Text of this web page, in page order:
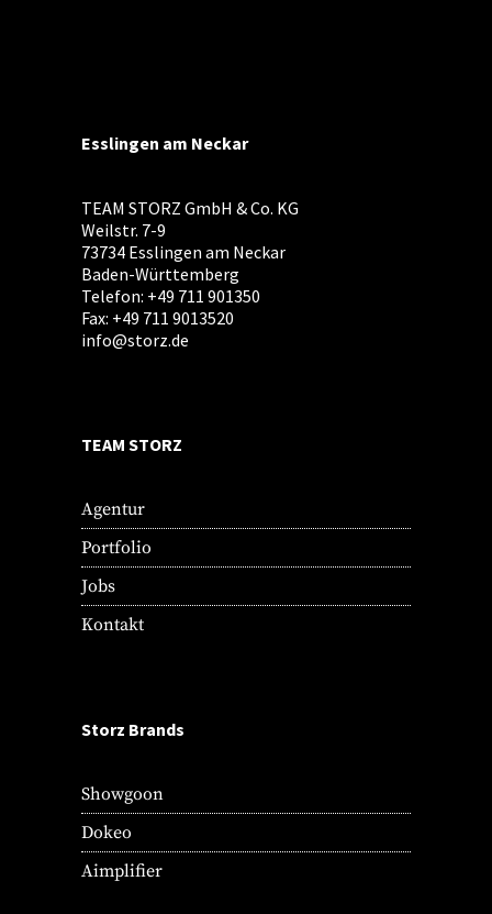
Esslingen am Neckar
TEAM STORZ GmbH & Co. KG
Weilstr. 7-9
73734 Esslingen am Neckar
Baden-Württemberg
Telefon: +49 711 901350
Fax: +49 711 9013520
info@storz.de
TEAM STORZ
Agentur
Portfolio
Jobs
Kontakt
Storz Brands
Showgoon
Dokeo
Aimplifier